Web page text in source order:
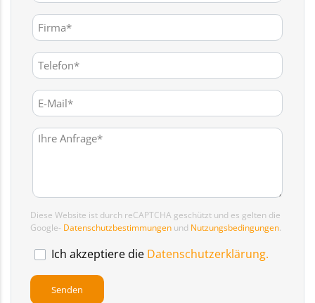
Diese Website ist durch reCAPTCHA geschützt und es gelten die
Google- Datenschutzbestimmungen und Nutzungsbedingungen.
Ich akzeptiere die Datenschutzerklärung.